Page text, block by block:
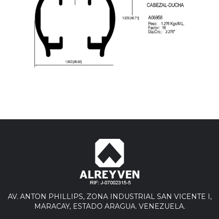
AV. ANTON PHILLIPS, ZONA INDUSTRIAL SAN VICENTE I,
MARACAY, ESTADO ARAGUA. VENEZUELA.